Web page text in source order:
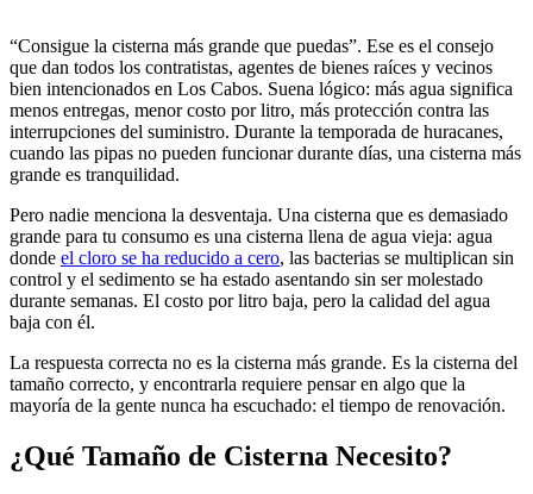
“Consigue la cisterna más grande que puedas”. Ese es el consejo
que dan todos los contratistas, agentes de bienes raíces y vecinos
bien intencionados en Los Cabos. Suena lógico: más agua significa
menos entregas, menor costo por litro, más protección contra las
interrupciones del suministro. Durante la temporada de huracanes,
cuando las pipas no pueden funcionar durante días, una cisterna más
grande es tranquilidad.
Pero nadie menciona la desventaja. Una cisterna que es demasiado
grande para tu consumo es una cisterna llena de agua vieja: agua
donde el cloro se ha reducido a cero, las bacterias se multiplican sin
control y el sedimento se ha estado asentando sin ser molestado
durante semanas. El costo por litro baja, pero la calidad del agua
baja con él.
La respuesta correcta no es la cisterna más grande. Es la cisterna del
tamaño correcto, y encontrarla requiere pensar en algo que la
mayoría de la gente nunca ha escuchado: el tiempo de renovación.
¿Qué Tamaño de Cisterna Necesito?